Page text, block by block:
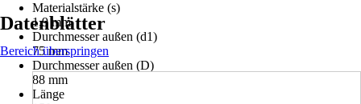
Materialstärke (s)
1,9 mm
Durchmesser außen (d1)
75 mm
Durchmesser außen (D)
88 mm
Länge
Datenblätter
Bereich überspringen